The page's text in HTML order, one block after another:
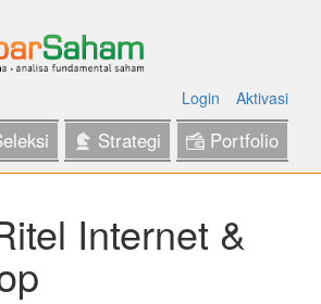
Login Aktivasi
Strategi Portfolio
Internet &